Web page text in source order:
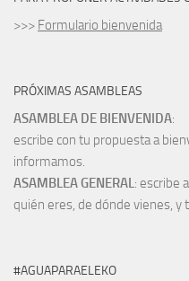
>>> Formulario bienvenida
PRÓXIMAS ASAMBLEAS
ASAMBLEA DE BIENVENIDA:
escribe con tu propuesta a
informamos.
ASAMBLEA GENERAL: escribe
quién eres, de dónde vienes, y
#AGUAPARAELEKO